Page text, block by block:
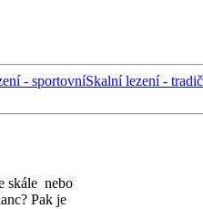
- sportovníSkalní lezení -
skále nebo
Pak je